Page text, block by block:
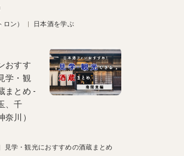
ン） | 日本酒を学ぶ
おすす
学・観
まとめ -
、千
奈川）
見学・観光におすすめの酒蔵まとめ